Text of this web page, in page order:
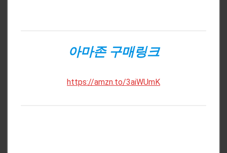
아마존 구매링크
https://amzn.to/3aiWUmK